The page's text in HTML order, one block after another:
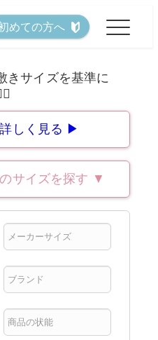
めての方へ
しく見る ▶
サイズを探す ▼